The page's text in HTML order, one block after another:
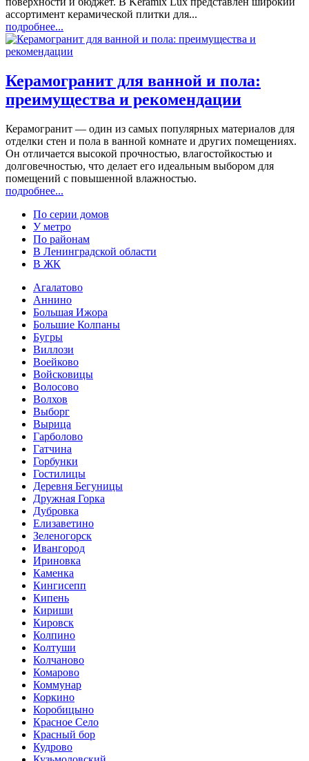
ассортимент керамической плитки для...
подробнее...
Керамогранит для ванной и пола:
преимущества и рекомендации
Керамогранит — один из самых популярных материалов для
отделки стен и пола в ванной комнате и других помещениях.
Он отличается высокой прочностью, влагостойкостью и
долговечностью, что делает его идеальным выбором для
помещений с повышенной влажностью.
подробнее...
По серии домов
У метро
По районам
В Ленинградской области
В ЖК
Агалатово
Аннино
Большая Ижора
Большие Колпаны
Бугры
Виллози
Воейково
Войсковицы
Волосово
Волхов
Выборг
Вырица
Гарболово
Гатчина
Горбунки
Гостилицы
Деревня Бегуницы
Дружная Горка
Дубровка
Елизаветино
Зеленогорск
Ивангород
Ириновка
Каменка
Кингисепп
Кипень
Кириши
Кировск
Колпино
Колтуши
Колчаново
Комарово
Коммунар
Коркино
Коробицыно
Красное Село
Красный бор
Кудрово